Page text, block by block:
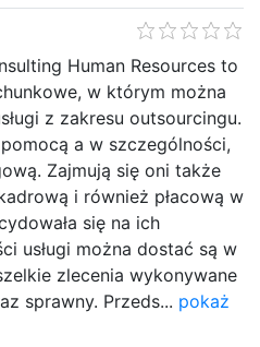
Human Resources to
w którym można
z zakresu outsourcingu.
a w szczególności,
Zajmują się oni także
i również płacową w
się na ich
usługi można dostać są w
zlecenia wykonywane
sprawny. Przeds... pokaż